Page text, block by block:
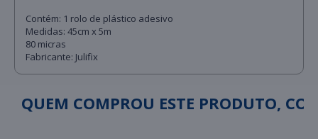
Contém: 1 rolo de plástico adesivo
Medidas: 45cm x 5m
80 micras
Fabricante: Julifix
QUEM COMPROU ESTE PRODUTO,